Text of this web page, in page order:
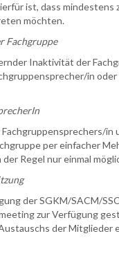
ist, dass mindestens
möchten.
Fachgruppe
Inaktivität der
in
Fachgruppensprechers/
per einfacher
Regel nur einmal
der SGKM/SACM/
zur Verfügung
der Mitglieder